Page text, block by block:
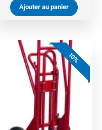
Ajouter au panier
10%
Le
prix
initial
était :
Le
prix
actuel
est :
377,00 €.